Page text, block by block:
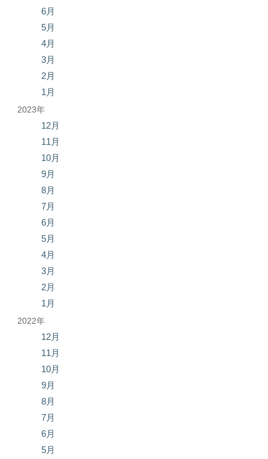
6月
5月
4月
3月
2月
1月
2023年
12月
11月
10月
9月
8月
7月
6月
5月
4月
3月
2月
1月
2022年
12月
11月
10月
9月
8月
7月
6月
5月